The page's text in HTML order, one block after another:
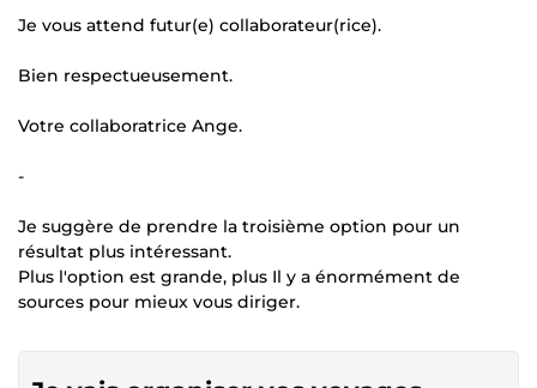
Je vous attend futur(e) collaborateur(rice).
Bien respectueusement.
Votre collaboratrice Ange.
-
Je suggère de prendre la troisième option pour un
résultat plus intéressant.
Plus l'option est grande, plus Il y a énormément de
sources pour mieux vous diriger.